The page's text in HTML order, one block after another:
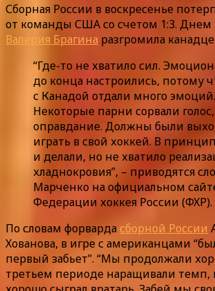
Сборная России в воскресенье
от команды США со счетом 1:3. Днем
Валерия Брагина разгромила
“Где-то не хватило сил.
до конца настроились, потому
с Канадой отдали много эмоций.
Некоторые парни сорвали
оправдание. Должны были
играть в свой хоккей. В
и делали, но не хватило
хладнокровия”, – приводятся
Марченко на официальном
Федерации хоккея России (ФХР).
По словам форвардасборной России
Хованова, в игре с американцами
первый забьет”. “Мы продолжали
третьем периоде наращивали темп,